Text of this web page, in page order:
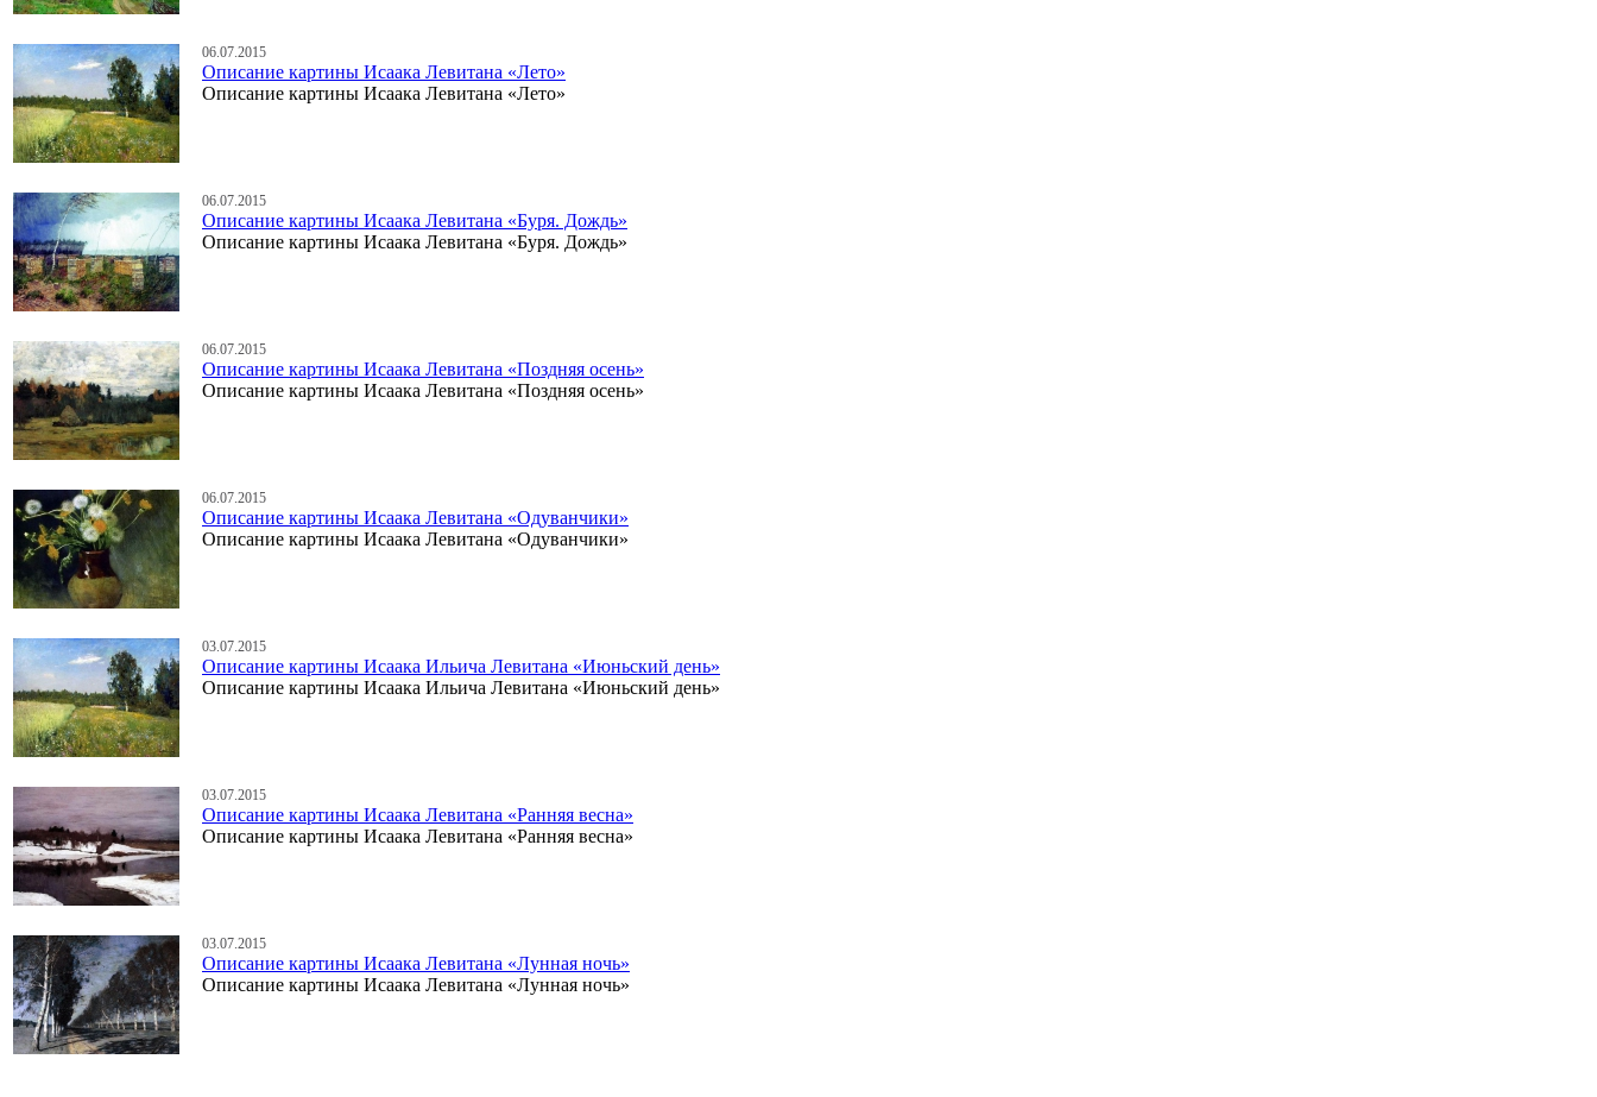
06.07.2015
Описание картины Исаака Левитана «Лето»
Описание картины Исаака Левитана «Лето»
06.07.2015
Описание картины Исаака Левитана «Буря. Дождь»
Описание картины Исаака Левитана «Буря. Дождь»
06.07.2015
Описание картины Исаака Левитана «Поздняя осень»
Описание картины Исаака Левитана «Поздняя осень»
06.07.2015
Описание картины Исаака Левитана «Одуванчики»
Описание картины Исаака Левитана «Одуванчики»
03.07.2015
Описание картины Исаака Ильича Левитана «Июньский день»
Описание картины Исаака Ильича Левитана «Июньский день»
03.07.2015
Описание картины Исаака Левитана «Ранняя весна»
Описание картины Исаака Левитана «Ранняя весна»
03.07.2015
Описание картины Исаака Левитана «Лунная ночь»
Описание картины Исаака Левитана «Лунная ночь»